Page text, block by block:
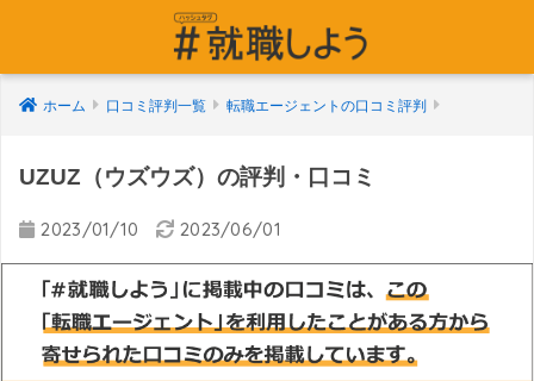
ホーム 口コミ評判一覧 転職エージェントの口コミ評判
UZUZ（ウズウズ）の評判・口コミ
2023/01/10 2023/06/01